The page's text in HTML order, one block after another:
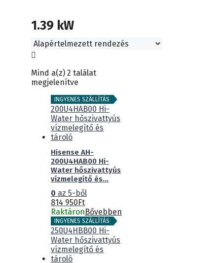
1.39 kW
Mind a(z) 2 találat
megjelenítve
INGYENES SZÁLLÍTÁS
Hisense AH-
200U4HAB00 Hi-
Water hőszivattyús
vízmelegítő és...
0 az 5-ből
814 950 Ft
Raktáron Bővebben
INGYENES SZÁLLÍTÁS